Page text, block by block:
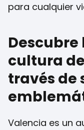
para cualquier
cultura
través de
Valencia es un